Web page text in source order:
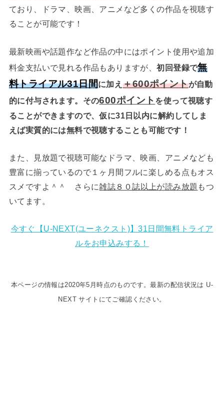
ており、ドラマ、映画、アニメなど多くの作品を視聴す
ることが可能です！
最新映画や話題作など作品の中にはポイント使用や追加
料金支払いで見れる作品もありますが、初回登録で無
料トライアル31日間に加え ＋600ポイントが自動
的に付与されます。 その600ポイント を使って視聴す
ることができますので、仮に31日以内に解約してしま
えば実質的には無料で視聴することも可能です！
また、見放題で視聴可能なドラマ、映画、アニメなども
豊富に揃っているので１ヶ月間フルに楽しめる点もオス
スメですよ＾＾ さらに雑誌８０誌以上が読み放題 もつ
いてます。
今すぐ【U-NEXT(ユーネクスト)】31日間無料トライア
ルをお申込みする！
本ページの情報は2020年5月時点のものです。最新の配信状況は U-
NEXT サイトにてご確認ください。